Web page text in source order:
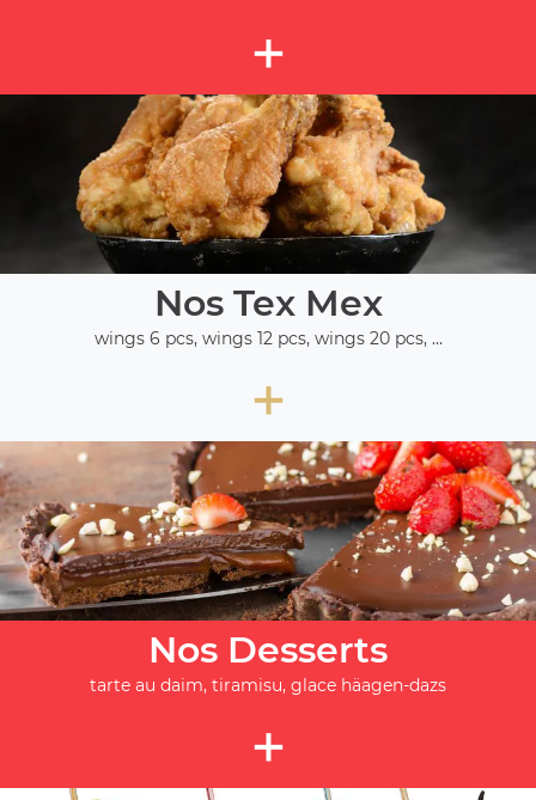
+
Nos Tex Mex
wings 6 pcs, wings 12 pcs, wings 20 pcs, ...
+
Nos Desserts
tarte au daim, tiramisu, glace häagen-dazs
+